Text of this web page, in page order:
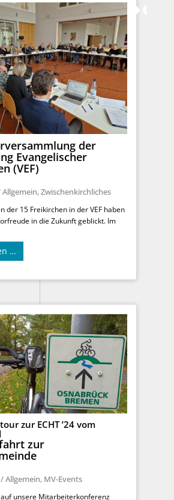
der
Evangelischer
(VEF)
Allgemein,Zwischenkirchliches
der 15 Freikirchen in der VEF haben
in die Zukunft geblickt. Im
…
zur ECHT ’24 vom
zur
Allgemein, MV-Events
unsere Mitarbeiterkonferenz